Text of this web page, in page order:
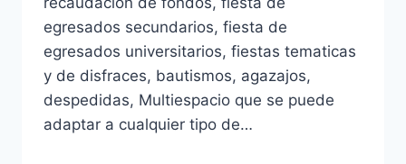
egresados secundarios, fiesta de
egresados universitarios, fiestas tematicas
y de disfraces, bautismos, agazajos,
despedidas, Multiespacio que se puede
adaptar a cualquier tipo de…